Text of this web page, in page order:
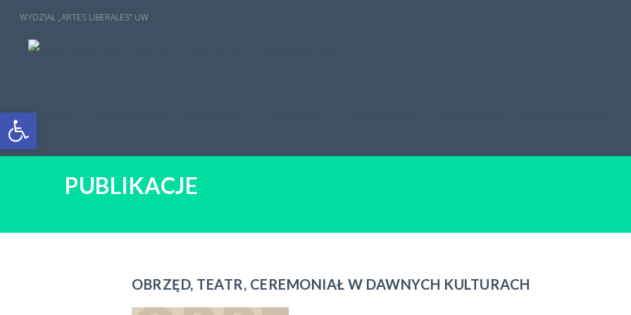
Open toolbar
PUBLIKACJE
OBRZĘD, TEATR, CEREMONIAŁ W DAWNYCH KULTURACH